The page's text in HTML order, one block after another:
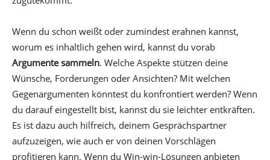
Wenn du schon weißt oder zumindest erahnen kannst,
worum es inhaltlich gehen wird, kannst du vorab
Argumente sammeln. Welche Aspekte stützen deine
Wünsche, Forderungen oder Ansichten? Mit welchen
Gegenargumenten könntest du konfrontiert werden? Wenn
du darauf eingestellt bist, kannst du sie leichter entkräften.
Es ist dazu auch hilfreich, deinem Gesprächspartner
aufzuzeigen, wie auch er von deinen Vorschlägen
profitieren kann. Wenn du Win-win-Lösungen anbieten